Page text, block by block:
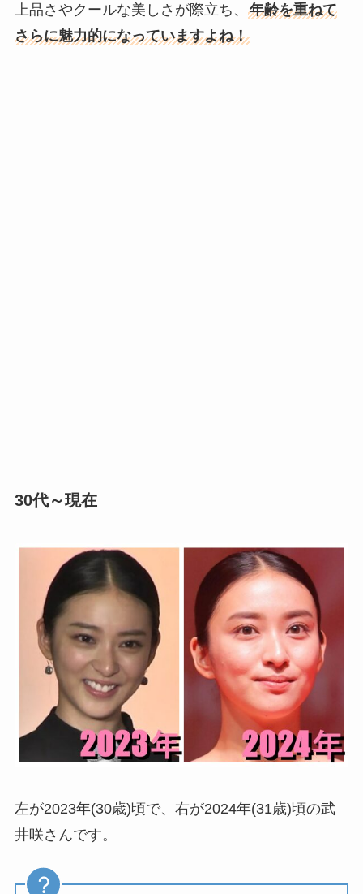
上品さやクールな美しさが際立ち、 年齢を重ねて
さらに魅力的になっていますよね！
30代～現在
左が2023年(30歳)頃で、右が2024年(31歳)頃の武
井咲さんです。